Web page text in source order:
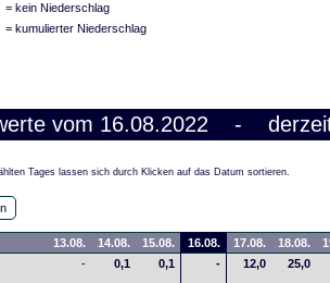
= kein Niederschlag
= kumulierter Niederschlag
vom 16.08.2022 -
Tages lassen sich durch Klicken auf das Datum sortieren.
13.08. 14.08. 15.08. 16.08. 17.08. 18.08.
- 0,1 0,1 - 12,0 25,0